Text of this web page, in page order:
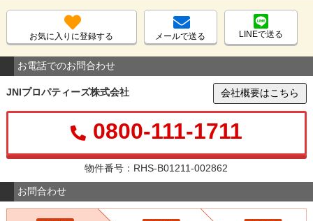
お気に入りに登録する メールで送る LINEで送る
お電話でのお問合わせ
JNIプロパティーズ株式会社 会社概要はこちら
0800-111-1711
物件番号：RHS-B01211-002862
お問合わせ